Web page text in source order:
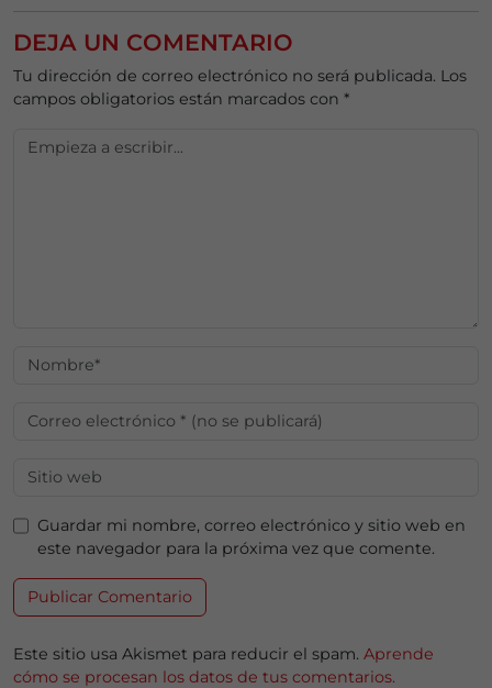
DEJA UN COMENTARIO
Tu dirección de correo electrónico no será publicada. Los
campos obligatorios están marcados con *
Guardar mi nombre, correo electrónico y sitio web en
este navegador para la próxima vez que comente.
Este sitio usa Akismet para reducir el spam. Aprende
cómo se procesan los datos de tus comentarios.